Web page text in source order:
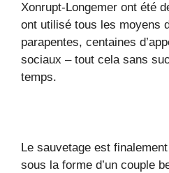
Xonrupt-Longemer ont été
ont utilisé tous les moyens
parapentes, centaines
sociaux – tout cela sans
temps.
Le sauvetage est
sous la forme d’un couple